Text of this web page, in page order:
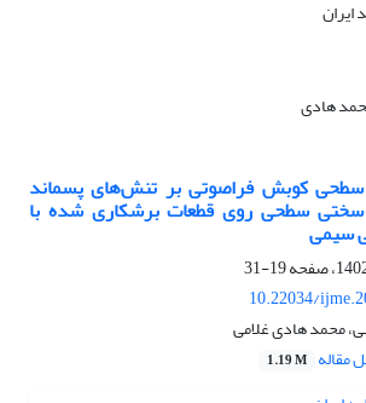
هادی
سطحی کوبش فراصوتی بر تنش‌های پسماند
سختی سطحی روی قطعات برشکاری شده با
سیمی
19-31
10.22034/
محمد هادی غلامی
مقاله 1.19 M